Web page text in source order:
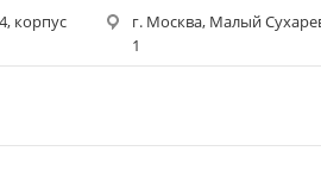
корпус
г. Москва, Малый
1